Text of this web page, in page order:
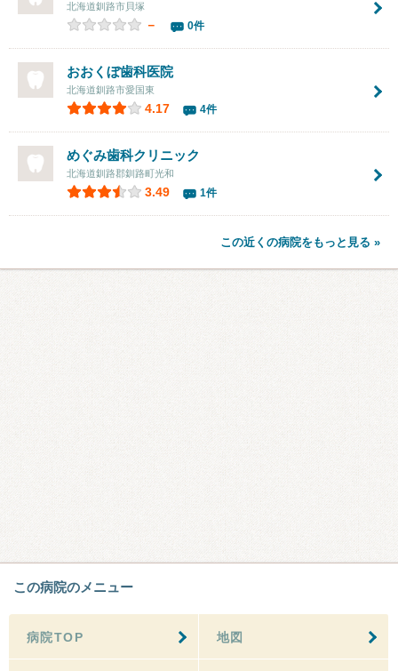
北海道釧路市貝塚
－ 0件
おおくぼ歯科医院
北海道釧路市愛国東
4.17 4件
めぐみ歯科クリニック
北海道釧路郡釧路町光和
3.49 1件
この近くの病院をもっと見る »
この病院のメニュー
病院TOP 地図